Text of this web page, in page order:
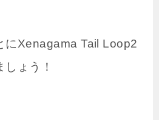
にXenagama Tail Loop2
ょう！